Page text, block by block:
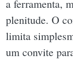
a ferramenta,
plenitude. O
limita
um convite